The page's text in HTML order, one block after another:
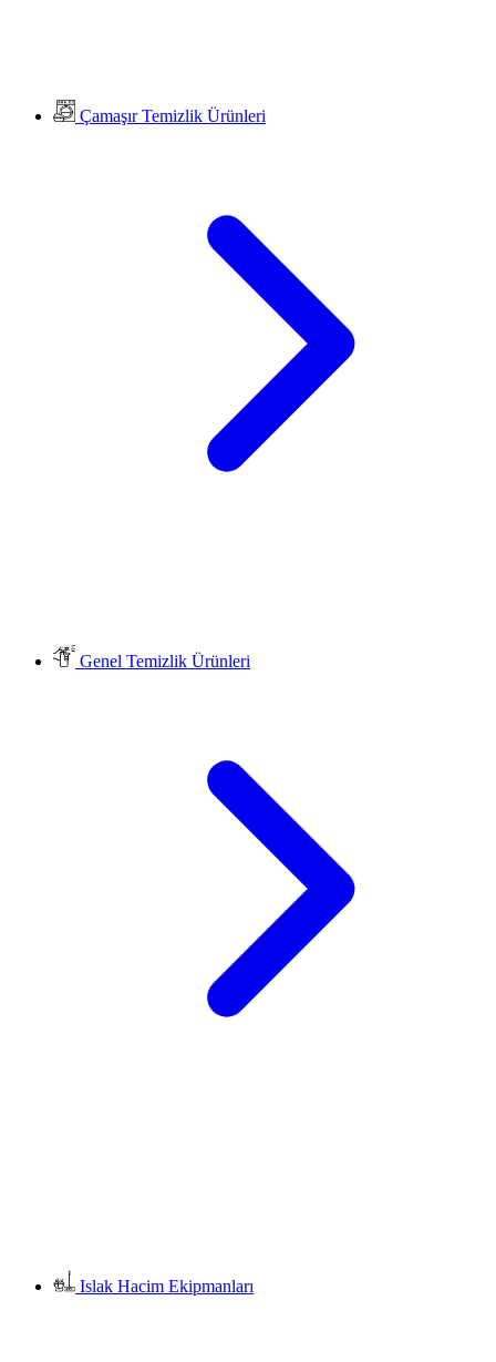
Çamaşır Temizlik Ürünleri
Genel Temizlik Ürünleri
Islak Hacim Ekipmanları